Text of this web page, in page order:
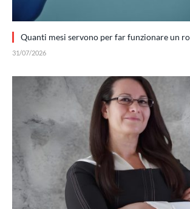
Quanti mesi servono per far funzionare un
31/07/2026